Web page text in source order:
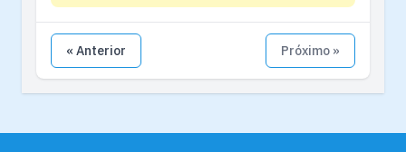
« Anterior Próximo »